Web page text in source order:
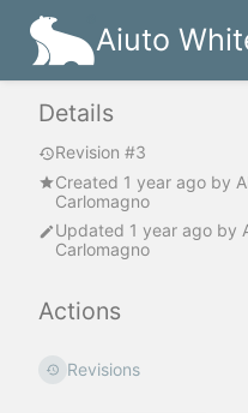
Aiuto
Details
Revision #3
Created 1 year ago by
Carlomagno
Updated 1 year ago by
Carlomagno
Actions
Revisions